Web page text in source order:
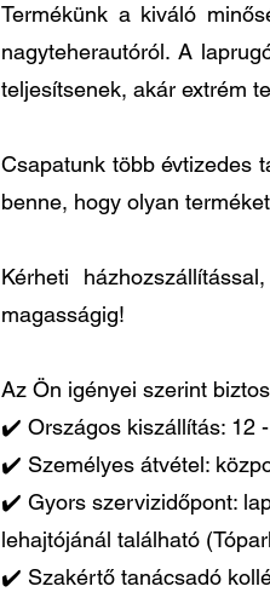
Termékünk a kiváló
nagyteherautóról. A
teljesítsenek, akár extrém
Csapatunk több évtizedes
benne, hogy olyan
Kérheti
magasságig!
Az Ön igényei szerint
✔️ Országos kiszállítás: 12
✔️ Személyes átvétel:
✔️ Gyors szervizidőpont:
lehajtójánál található
✔️ Szakértő tanácsadó